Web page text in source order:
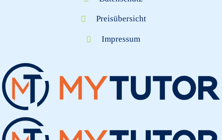
Preisübersicht
Impressum